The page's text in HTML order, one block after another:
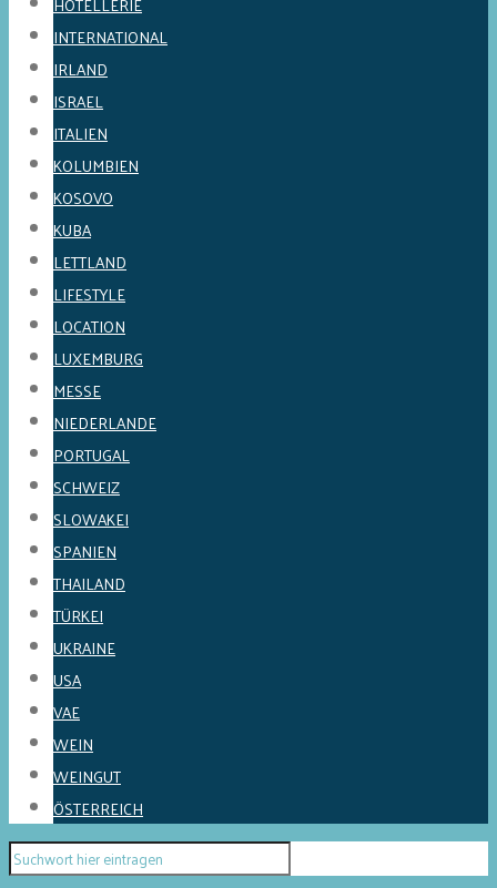
INTERNATIONAL
IRLAND
ISRAEL
ITALIEN
KOLUMBIEN
KOSOVO
KUBA
LETTLAND
LIFESTYLE
LOCATION
LUXEMBURG
MESSE
NIEDERLANDE
PORTUGAL
SCHWEIZ
SLOWAKEI
SPANIEN
THAILAND
TÜRKEI
UKRAINE
USA
VAE
WEIN
WEINGUT
ÖSTERREICH